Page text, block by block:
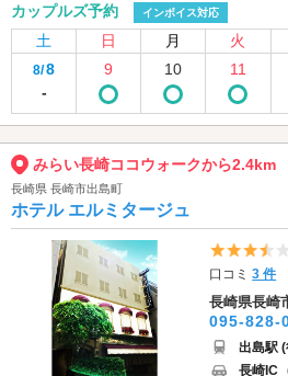
カップルズ予約 インボイス対応
土 日 月 火
8/8
-
9 10 11
みらい長崎ココウォークから2.4km
長崎県 長崎市出島町
ホテル エルミタージュ
口コミ3 件
長崎県長崎
095-828-
出島駅
長崎IC